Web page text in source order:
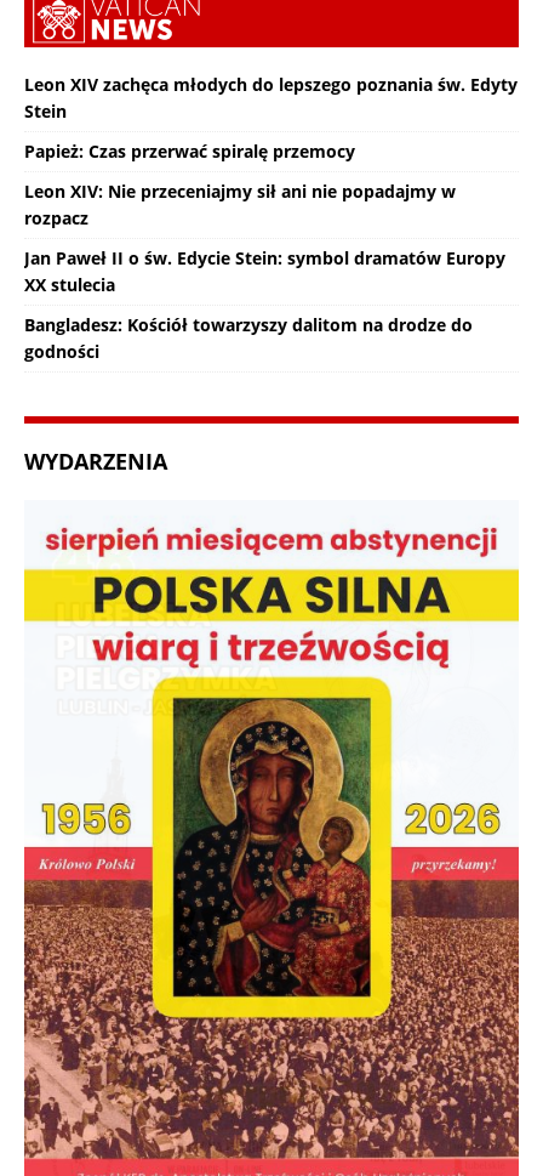
Leon XIV zachęca młodych do lepszego poznania św. Edyty
Stein
Papież: Czas przerwać spiralę przemocy
Leon XIV: Nie przeceniajmy sił ani nie popadajmy w
rozpacz
Jan Paweł II o św. Edycie Stein: symbol dramatów Europy
XX stulecia
Bangladesz: Kościół towarzyszy dalitom na drodze do
godności
WYDARZENIA